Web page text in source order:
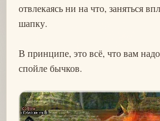
отвлекаясь ни на что, заняться
шапку.
В принципе, это всё, что вам
спойле бычков.